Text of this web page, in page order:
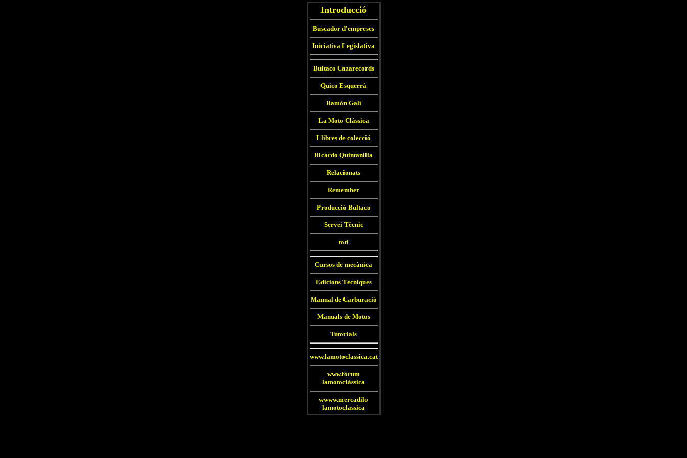
Introducció
Buscador d'empreses
Iniciativa Legislativa
Bultaco Cazarecords
Quico Esquerrà
Ramón Galí
La Moto Clàssica
Llibres de colecció
Ricardo Quintanilla
Relacionats
Remember
Producció Bultaco
Servei Tècnic
toti
Cursos de mecànica
Edicions Tècniques
Manual de Carburació
Manuals de Motos
Tutorials
www.lamotoclassica.cat
www.fòrum
lamotoclàssica
wwww.mercadilo
lamotoclassica